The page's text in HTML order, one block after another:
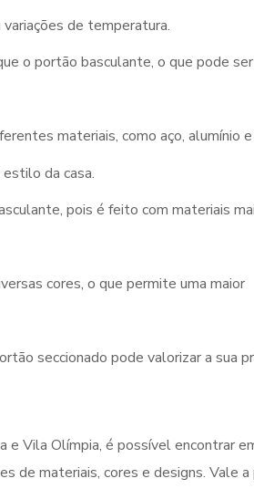
de temperatura.
o portão basculante, o que pode
materiais, como aço, alumínio
da casa.
pois é feito com materiais
cores, o que permite uma maior
seccionado pode valorizar a sua
e Vila Olímpia, é possível encontrar
de materiais, cores e designs. Vale a